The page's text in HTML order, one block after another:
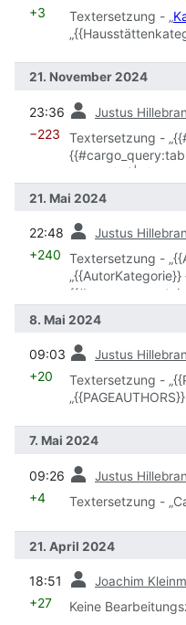
+3 Textersetzung - „
21. November 2024
23:36 Justus
−223
Textersetzung -
html}}|
html}}}}“ durch
21. Mai 2024
22:48 Justus
+240 Textersetzung -
„{{AutorKategorie}} {{#coordinates:primary|
html}}|
html}}}}“
8. Mai 2024
09:03 Justus
+20
Textersetzung -
7. Mai 2024
09:26 Justus
+4 Textersetzung -
21. April 2024
18:51 Joachim
+27 Keine